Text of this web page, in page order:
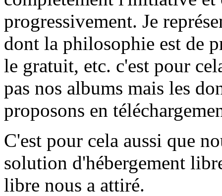
progressivement. Je
dont la philosophie est de
le gratuit, etc. c'est pour
pas nos albums mais les
proposons en
C'est pour cela aussi que
solution d'hébergement
libre nous a attiré.